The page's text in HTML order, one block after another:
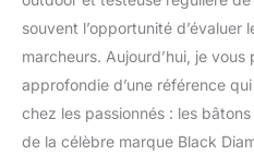
souvent l’opportunité d’évaluer
marcheurs. Aujourd’hui, je
approfondie d’une référence
chez les passionnés : les
de la célèbre marque Black